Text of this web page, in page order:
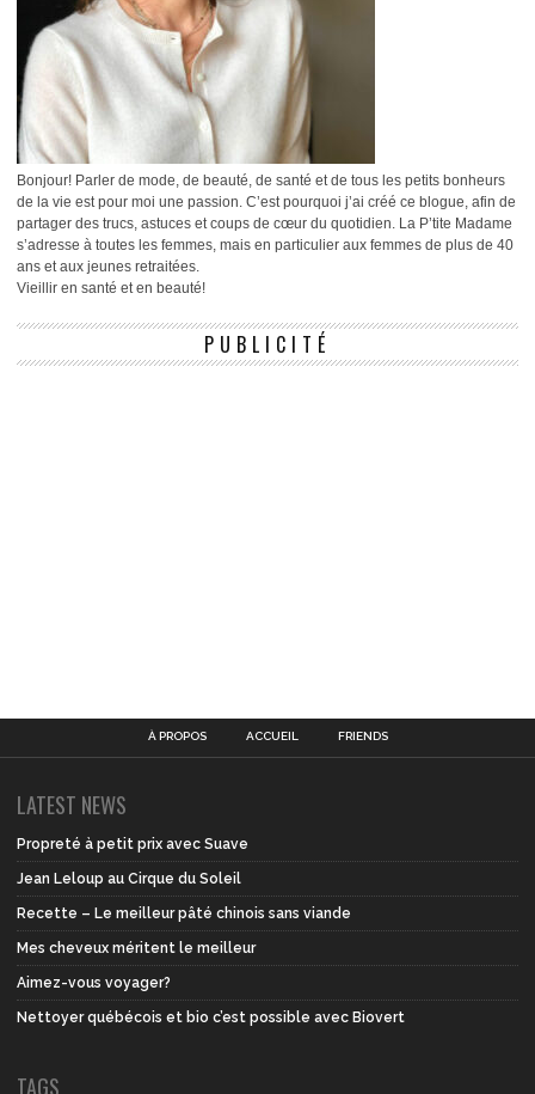
Bonjour! Parler de mode, de beauté, de santé et de tous les petits bonheurs
de la vie est pour moi une passion. C’est pourquoi j’ai créé ce blogue, afin de
partager des trucs, astuces et coups de cœur du quotidien. La P’tite Madame
s’adresse à toutes les femmes, mais en particulier aux femmes de plus de 40
ans et aux jeunes retraitées.
Vieillir en santé et en beauté!
PUBLICITÉ
À PROPOS ACCUEIL FRIENDS
LATEST NEWS
Propreté à petit prix avec Suave
Jean Leloup au Cirque du Soleil
Recette – Le meilleur pâté chinois sans viande
Mes cheveux méritent le meilleur
Aimez-vous voyager?
Nettoyer québécois et bio c’est possible avec Biovert
TAGS